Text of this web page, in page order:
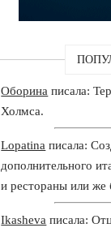
Оборина писала:
Холмса.
Lopatina писала:
дополнительного
и рестораны или же
Ikasheva писала: